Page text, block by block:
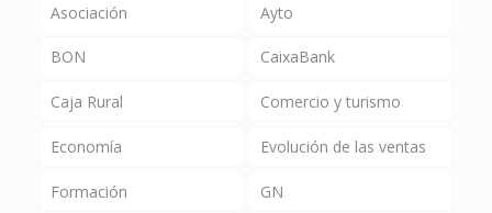
Asociación Ayto
BON CaixaBank
Caja Rural Comercio y turismo
Economía Evolución de las ventas
Formación GN